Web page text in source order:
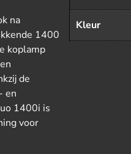
na
1400
koplamp
de
en
1400i is
voor
Kleur